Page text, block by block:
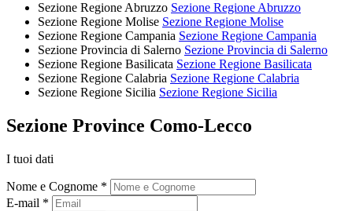
Sezione Regione Abruzzo Sezione Regione Abruzzo
Sezione Regione Molise Sezione Regione Molise
Sezione Regione Campania Sezione Regione Campania
Sezione Provincia di Salerno Sezione Provincia di Salerno
Sezione Regione Basilicata Sezione Regione Basilicata
Sezione Regione Calabria Sezione Regione Calabria
Sezione Regione Sicilia Sezione Regione Sicilia
Sezione Province Como-Lecco
I tuoi dati
Nome e Cognome *
E-mail *